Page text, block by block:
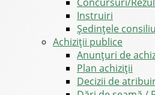
Instruiri
Şedinţele
Achiziții publice
Anunțuri de
Plan achiziții
Decizii de